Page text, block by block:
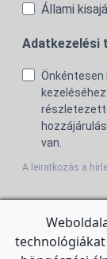
Állami
Adatkezelési
Önkéntesen
van.
A leiratkozás a